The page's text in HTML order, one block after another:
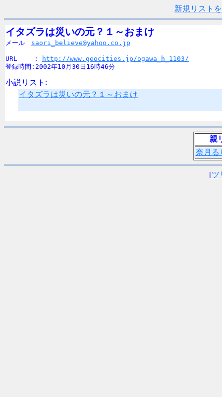
新規リスト
イタズラは災いの元？１～おまけ
メール saori_believe@yahoo.co.jp
URL　　 :
http://www.geocities.jp/ogawa_h_1103/
登録時間:2002年10月30日16時46分
小説リスト:
イタズラは災いの元？１～おまけ
親
奈月る
[ツ